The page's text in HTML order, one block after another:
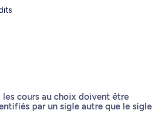
cours au choix doivent être
par un sigle autre que le sigle